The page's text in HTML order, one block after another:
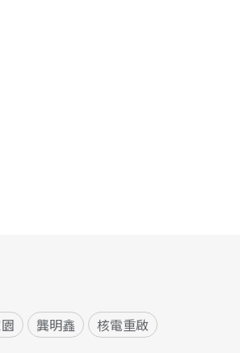
龔明鑫 核電重啟